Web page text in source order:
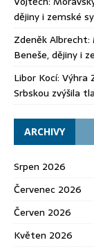
dějiny i zemské
Zdeněk Albrecht:
Beneše, dějiny i
Libor Kocí: Výhra
Srbskou zvýšila
ARCHIVY
Srpen 2026
Červenec 2026
Červen 2026
Květen 2026